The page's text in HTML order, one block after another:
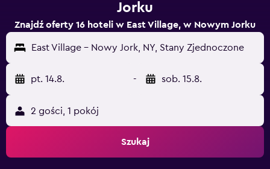
Jorku
Znajdź oferty 16 hoteli w East Village, w Nowym Jorku
East Village - Nowy Jork, NY, Stany Zjednoczone
pt. 14.8. - sob. 15.8.
2 gości, 1 pokój
Szukaj